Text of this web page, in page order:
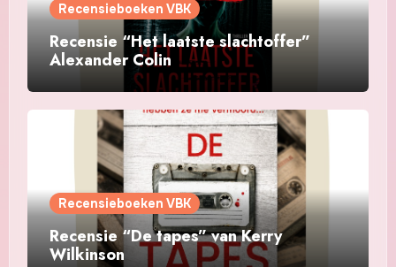
Recensieboeken VBK
Recensie “Het laatste slachtoffer”
Alexander Colin
Recensieboeken VBK
Recensie “De tapes” van Kerry
Wilkinson